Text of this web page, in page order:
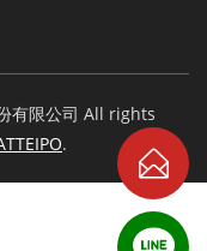
有限公司 All rights
.